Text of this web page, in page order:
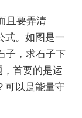
且要弄清
式。如图是一
子，求石子下
首要的是运
可以是能量守